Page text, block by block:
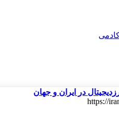
در ایران و جهان
https://